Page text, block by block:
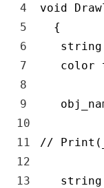
4
5
6
7
8
9
10
11
12
13
void
{
string
color
//
string